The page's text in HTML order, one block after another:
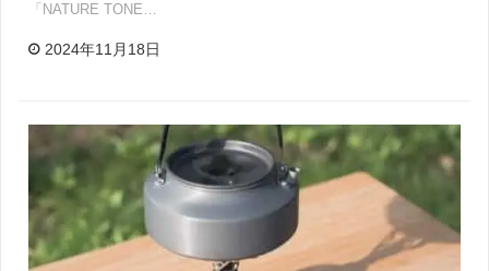
「NATURE TONE…
2024年11月18日